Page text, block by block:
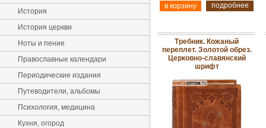
История
История церкви
Ноты и пение
Православные календари
Периодические издания
Путеводители, альбомы
Психология, медицина
Кухня, огород
подробнее
Требник. Кожаный
переплет. Золотой обрез.
Церковно-славянский
шрифт